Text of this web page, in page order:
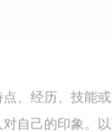
、经历、技能
自己的印象。